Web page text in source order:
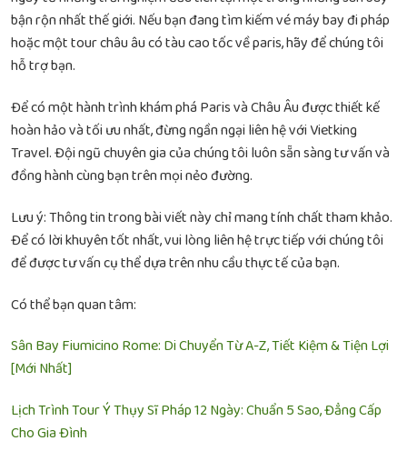
bận rộn nhất thế giới. Nếu bạn đang tìm kiếmvé máy bay đi pháp
hoặc mộttour châu âu có tàu cao tốc về paris, hãy để chúng tôi
hỗ trợ bạn.
Để có một hành trình khám phá Paris và Châu Âu được thiết kế
hoàn hảo và tối ưu nhất, đừng ngần ngại liên hệ với Vietking
Travel. Đội ngũ chuyên gia của chúng tôi luôn sẵn sàng tư vấn và
đồng hành cùng bạn trên mọi nẻo đường.
Lưu ý: Thông tin trong bài viết này chỉ mang tính chất tham khảo.
Để có lời khuyên tốt nhất, vui lòng liên hệ trực tiếp với chúng tôi
để được tư vấn cụ thể dựa trên nhu cầu thực tế của bạn.
Có thể bạn quan tâm:
Sân Bay Fiumicino Rome: Di Chuyển Từ A-Z, Tiết Kiệm & Tiện Lợi
[Mới Nhất]
Lịch Trình Tour Ý Thụy Sĩ Pháp 12 Ngày: Chuẩn 5 Sao, Đẳng Cấp
Cho Gia Đình